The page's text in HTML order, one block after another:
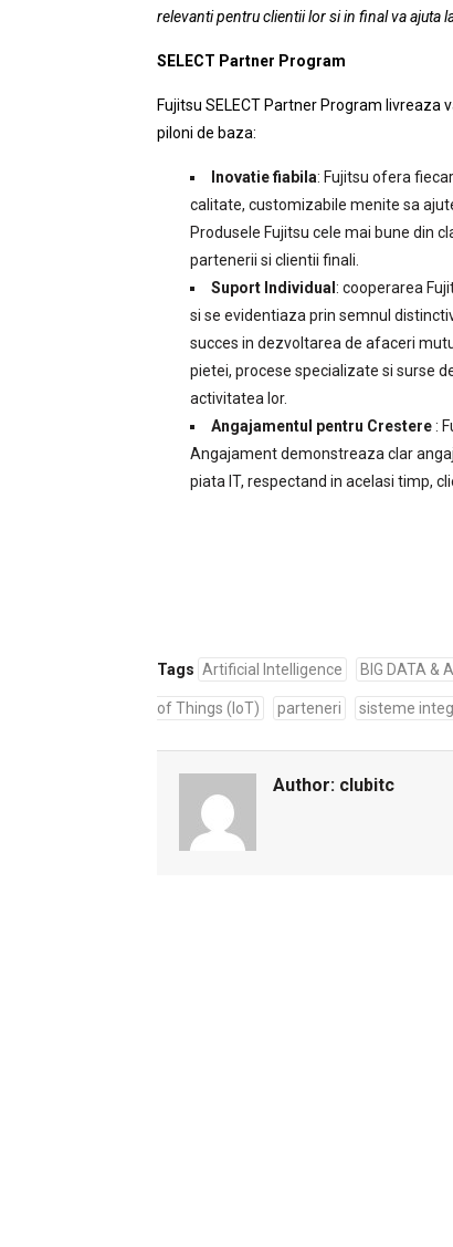
relevanti pentru clientii lor si in final va ajuta
SELECT Partner Program
Fujitsu SELECT Partner Program livreaza
piloni de baza:
Inovatie fiabila: Fujitsu ofera
calitate, customizabile menite sa
Produsele Fujitsu cele mai bune din
partenerii si clientii finali.
Suport Individual : cooperarea
si se evidentiaza prin semnul
succes in dezvoltarea de afaceri
pietei, procese specializate si surse
activitatea lor.
Angajamentul pentru Crestere:
Angajament demonstreaza clar
piata IT, respectand in acelasi timp,
Tags Artificial Intelligence BIG DATA &
of Things (IoT) parteneri sisteme
Author: clubitc